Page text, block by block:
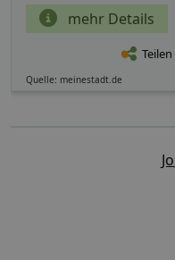
mehr Details
Teilen
Quelle: meinestadt.de